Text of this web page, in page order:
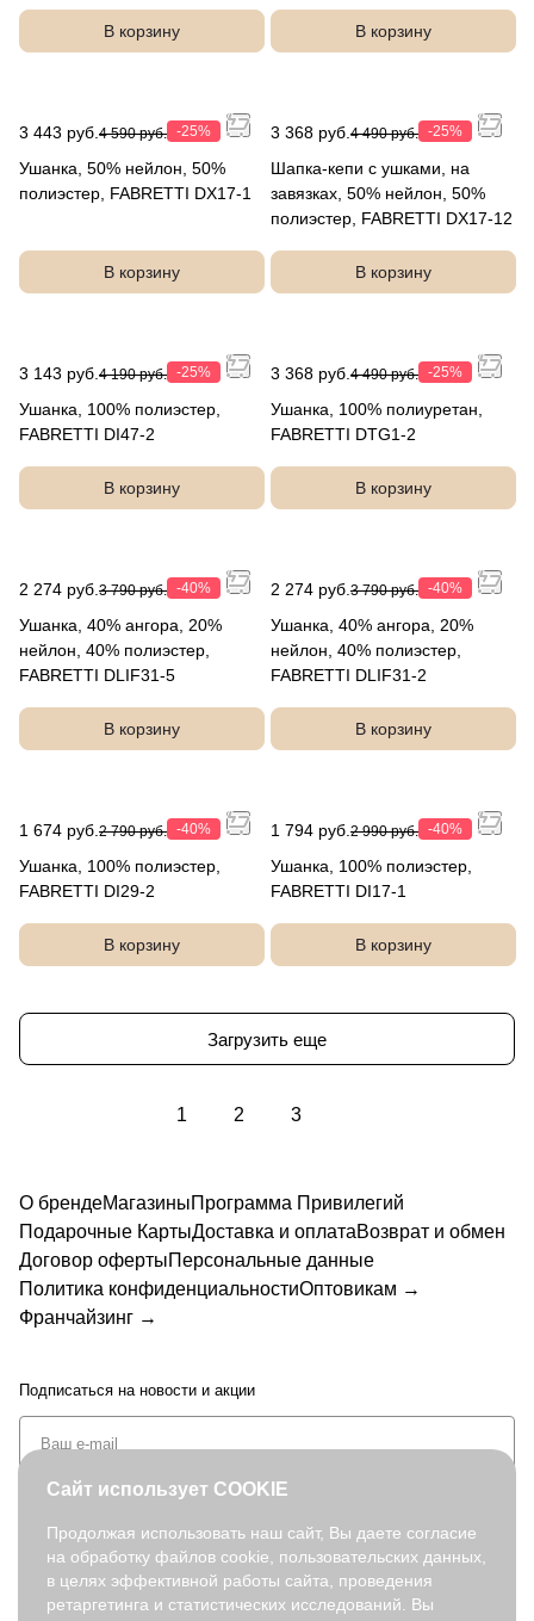
В корзину
В корзину
3 443 руб. 4 590 руб. -25%
Ушанка, 50% нейлон, 50%
полиэстер, FABRETTI DX17-1
В корзину
3 368 руб. 4 490 руб. -25%
Шапка-кепи с ушками, на
завязках, 50% нейлон, 50%
полиэстер, FABRETTI DX17-12
В корзину
3 143 руб. 4 190 руб. -25%
Ушанка, 100% полиэстер,
FABRETTI DI47-2
В корзину
3 368 руб. 4 490 руб. -25%
Ушанка, 100% полиуретан,
FABRETTI DTG1-2
В корзину
2 274 руб. 3 790 руб. -40%
Ушанка, 40% ангора, 20%
нейлон, 40% полиэстер,
FABRETTI DLIF31-5
В корзину
2 274 руб. 3 790 руб. -40%
Ушанка, 40% ангора, 20%
нейлон, 40% полиэстер,
FABRETTI DLIF31-2
В корзину
1 674 руб. 2 790 руб. -40%
Ушанка, 100% полиэстер,
FABRETTI DI29-2
В корзину
1 794 руб. 2 990 руб. -40%
Ушанка, 100% полиэстер,
FABRETTI DI17-1
В корзину
Загрузить еще
1 2 3
О брендеМагазиныПрограмма Привилегий
Подарочные КартыДоставка и оплатаВозврат и обмен
Договор офертыПерсональные данные
Политика конфиденциальностиОптовикам →
Франчайзинг →
Подписаться на новости и акции
+7 (495) 127-08-52
order@fabretti.ru
Сайт использует COOKIE
Продолжая использовать наш сайт, Вы даете согласие
на обработку файлов cookie, пользовательских данных,
в целях эффективной работы сайта, проведения
ретаргетинга и статистических исследований. Вы